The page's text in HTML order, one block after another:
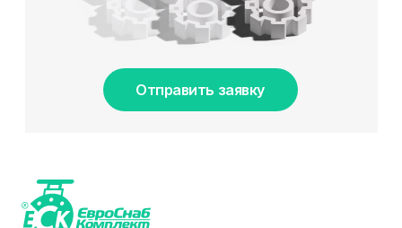
Отправить заявку